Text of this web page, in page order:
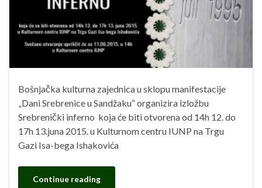
Bošnjačka kulturna zajednica u sklopu manifestacije
„Dani Srebrenice u Sandžaku“ organizira izložbu
Srebrenički inferno koja će biti otvorena od 14h 12. do
17h 13.juna 2015. u Kulturnom centru IUNP na Trgu
Gazi Isa-bega Ishakovića
Continue reading